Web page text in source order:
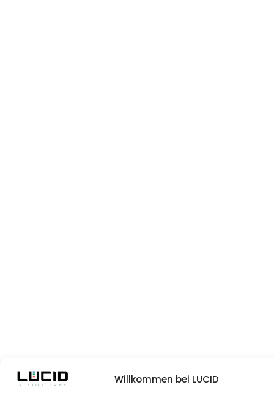
Willkommen bei LUCID